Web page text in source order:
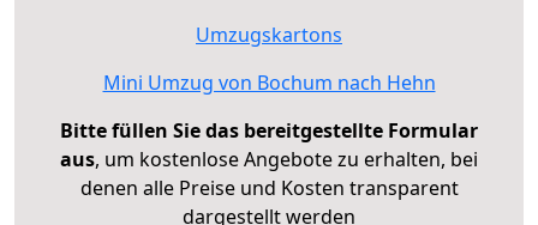
Umzugskartons
Mini Umzug von Bochum nach Hehn
Bitte füllen Sie das bereitgestellte Formular
aus, um kostenlose Angebote zu erhalten, bei
denen alle Preise und Kosten transparent
dargestellt werden